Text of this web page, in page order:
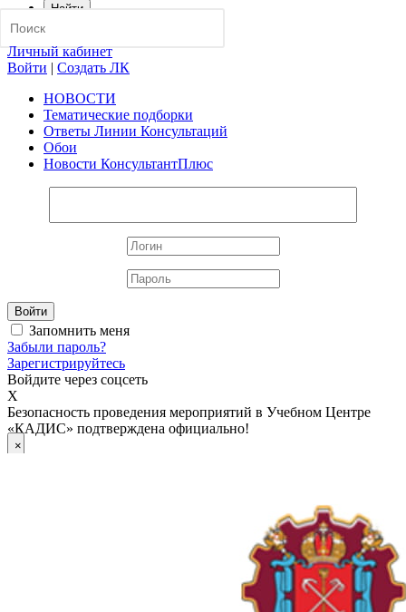
Найти
Личный кабинет
Войти | Создать ЛК
НОВОСТИ
Тематические подборки
Ответы Линии Консультаций
Обои
Новости КонсультантПлюс
Войти
Запомнить меня
Забыли пароль?
Зарегистрируйтесь
Войдите через соцсеть
X
Безопасность проведения мероприятий в Учебном Центре
«КАДИС» подтверждена официально!
×